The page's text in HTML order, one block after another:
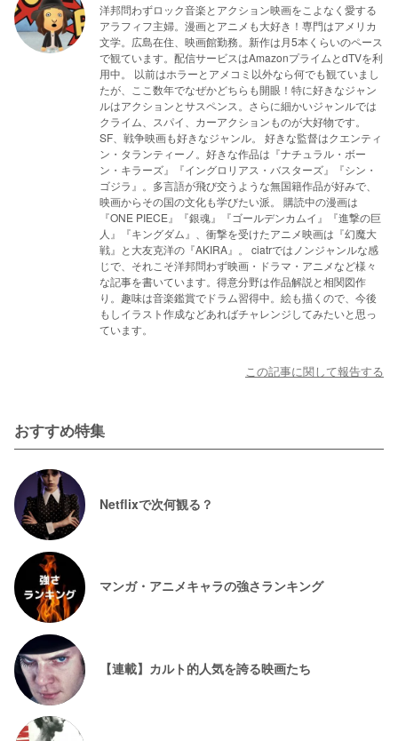
洋邦問わずロック音楽とアクション映画をこよなく愛する
アラフィフ主婦。漫画とアニメも大好き！専門はアメリカ
文学。広島在住、映画館勤務。新作は月5本くらいのペース
で観ています。配信サービスはAmazonプライムとdTVを利
用中。 以前はホラーとアメコミ以外なら何でも観ていまし
たが、ここ数年でなぜかどちらも開眼！特に好きなジャン
ルはアクションとサスペンス。さらに細かいジャンルでは
クライム、スパイ、カーアクションものが大好物です。
SF、戦争映画も好きなジャンル。 好きな監督はクエンティ
ン・タランティーノ。好きな作品は『ナチュラル・ボー
ン・キラーズ』『イングロリアス・バスターズ』『シン・
ゴジラ』。多言語が飛び交うような無国籍作品が好みで、
映画からその国の文化も学びたい派。 購読中の漫画は
『ONE PIECE』『銀魂』『ゴールデンカムイ』『進撃の巨
人』『キングダム』、衝撃を受けたアニメ映画は『幻魔大
戦』と大友克洋の『AKIRA』。 ciatrではノンジャンルな感
じで、それこそ洋邦問わず映画・ドラマ・アニメなど様々
な記事を書いています。得意分野は作品解説と相関図作
り。趣味は音楽鑑賞でドラム習得中。絵も描くので、今後
もしイラスト作成などあればチャレンジしてみたいと思っ
ています。
この記事に関して報告する
おすすめ特集
Netflixで次何観る？
マンガ・アニメキャラの強さランキング
【連載】カルト的人気を誇る映画たち